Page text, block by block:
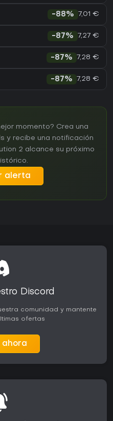
-88% 7,01 €
-87% 7,27 €
-87% 7,28 €
-87% 7,28 €
momento? Crea una
y recibe una notificación
2 alcance su próximo
alerta
Discord
comunidad y mantente
ofertas
ahora